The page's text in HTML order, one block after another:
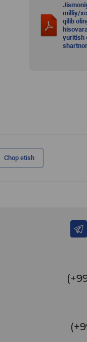
milliy/
qilib
yuritish
Chop etish